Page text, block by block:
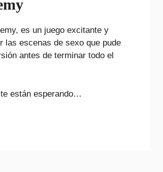
es un juego excitante y
las escenas de sexo que pude
antes de terminar todo el
están esperando…